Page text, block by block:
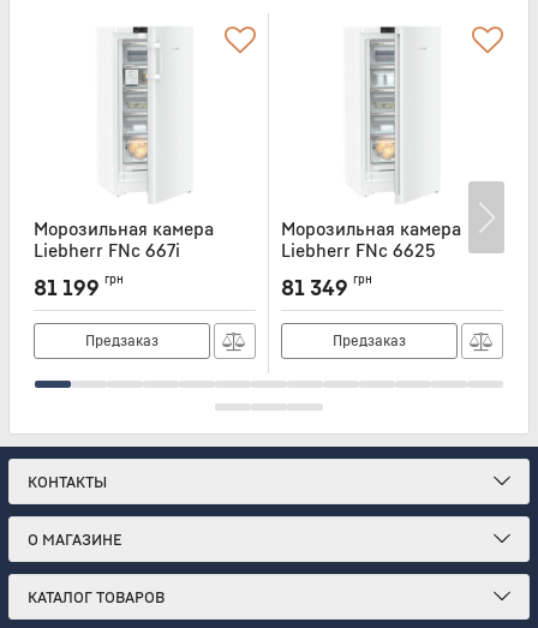
Морозильная камера
Liebherr FNc 667i
FNC667I
81 199 грн
Предзаказ
Морозильная камера
Liebherr FNc 6625
FNC6625
81 349 грн
Предзаказ
КОНТАКТЫ
О МАГАЗИНЕ
КАТАЛОГ ТОВАРОВ